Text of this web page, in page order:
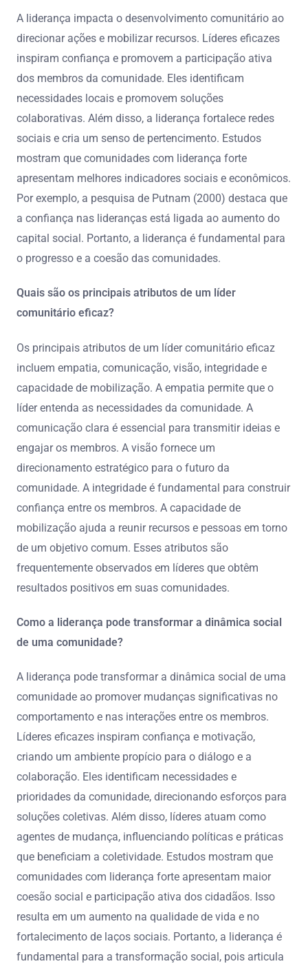
A liderança impacta o desenvolvimento comunitário ao
direcionar ações e mobilizar recursos. Líderes eficazes
inspiram confiança e promovem a participação ativa
dos membros da comunidade. Eles identificam
necessidades locais e promovem soluções
colaborativas. Além disso, a liderança fortalece redes
sociais e cria um senso de pertencimento. Estudos
mostram que comunidades com liderança forte
apresentam melhores indicadores sociais e econômicos.
Por exemplo, a pesquisa de Putnam (2000) destaca que
a confiança nas lideranças está ligada ao aumento do
capital social. Portanto, a liderança é fundamental para
o progresso e a coesão das comunidades.
Quais são os principais atributos de um líder
comunitário eficaz?
Os principais atributos de um líder comunitário eficaz
incluem empatia, comunicação, visão, integridade e
capacidade de mobilização. A empatia permite que o
líder entenda as necessidades da comunidade. A
comunicação clara é essencial para transmitir ideias e
engajar os membros. A visão fornece um
direcionamento estratégico para o futuro da
comunidade. A integridade é fundamental para construir
confiança entre os membros. A capacidade de
mobilização ajuda a reunir recursos e pessoas em torno
de um objetivo comum. Esses atributos são
frequentemente observados em líderes que obtêm
resultados positivos em suas comunidades.
Como a liderança pode transformar a dinâmica social
de uma comunidade?
A liderança pode transformar a dinâmica social de uma
comunidade ao promover mudanças significativas no
comportamento e nas interações entre os membros.
Líderes eficazes inspiram confiança e motivação,
criando um ambiente propício para o diálogo e a
colaboração. Eles identificam necessidades e
prioridades da comunidade, direcionando esforços para
soluções coletivas. Além disso, líderes atuam como
agentes de mudança, influenciando políticas e práticas
que beneficiam a coletividade. Estudos mostram que
comunidades com liderança forte apresentam maior
coesão social e participação ativa dos cidadãos. Isso
resulta em um aumento na qualidade de vida e no
fortalecimento de laços sociais. Portanto, a liderança é
fundamental para a transformação social, pois articula